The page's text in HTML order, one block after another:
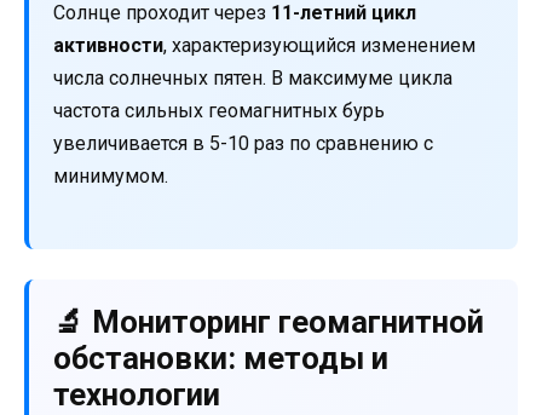
Солнце проходит через 11-летний цикл
активности, характеризующийся изменением
числа солнечных пятен. В максимуме цикла
частота сильных геомагнитных бурь
увеличивается в 5-10 раз по сравнению с
минимумом.
🔬 Мониторинг геомагнитной
обстановки: методы и
технологии